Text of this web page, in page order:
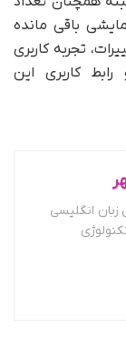
باقی مانده
تجربه کاربری
و رابط کاربری این
انگلیسی